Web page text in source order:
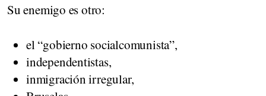
Su enemigo es otro:
el “gobierno socialcomunista”,
independentistas,
inmigración irregular,